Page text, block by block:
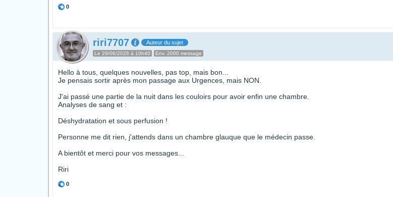
0
riri7707 Auteur du sujet
Le 29/06/2026 à 10h40 Env. 2000 message
Hello à tous, quelques nouvelles, pas top, mais bon...
Je pensais sortir après mon passage aux Urgences, mais NON.
J'ai passé une partie de la nuit dans les couloirs pour avoir enfin une chambre.
Analyses de sang et :
Déshydratation et sous perfusion !
Personne me dit rien, j'attends dans un chambre glauque que le médecin passe.
A bientôt et merci pour vos messages...
Riri
0